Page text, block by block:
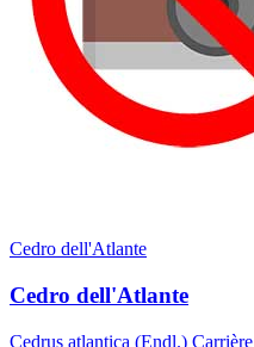
Cedro dell'Atlante
Cedro dell'Atlante
Cedrus atlantica (Endl.) Carrière